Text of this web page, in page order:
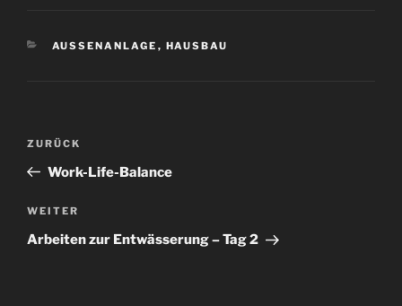
KATEGORIEN
AUSSENANLAGE , HAUSBAU
Beitragsnavigation
Vorheriger
Beitrag
ZURÜCK
Work-Life-Balance
Nächster
Beitrag
WEITER
Arbeiten zur Entwässerung – Tag 2